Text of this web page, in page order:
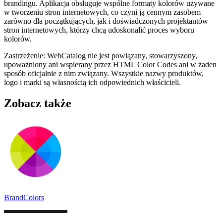
brandingu. Aplikacja obsługuje wspólne formaty kolorów używane
w tworzeniu stron internetowych, co czyni ją cennym zasobem
zarówno dla początkujących, jak i doświadczonych projektantów
stron internetowych, którzy chcą udoskonalić proces wyboru
kolorów.
Zastrzeżenie: WebCatalog nie jest powiązany, stowarzyszony,
upoważniony ani wspierany przez HTML Color Codes ani w żaden
sposób oficjalnie z nim związany. Wszystkie nazwy produktów,
logo i marki są własnością ich odpowiednich właścicieli.
Zobacz także
BrandColors